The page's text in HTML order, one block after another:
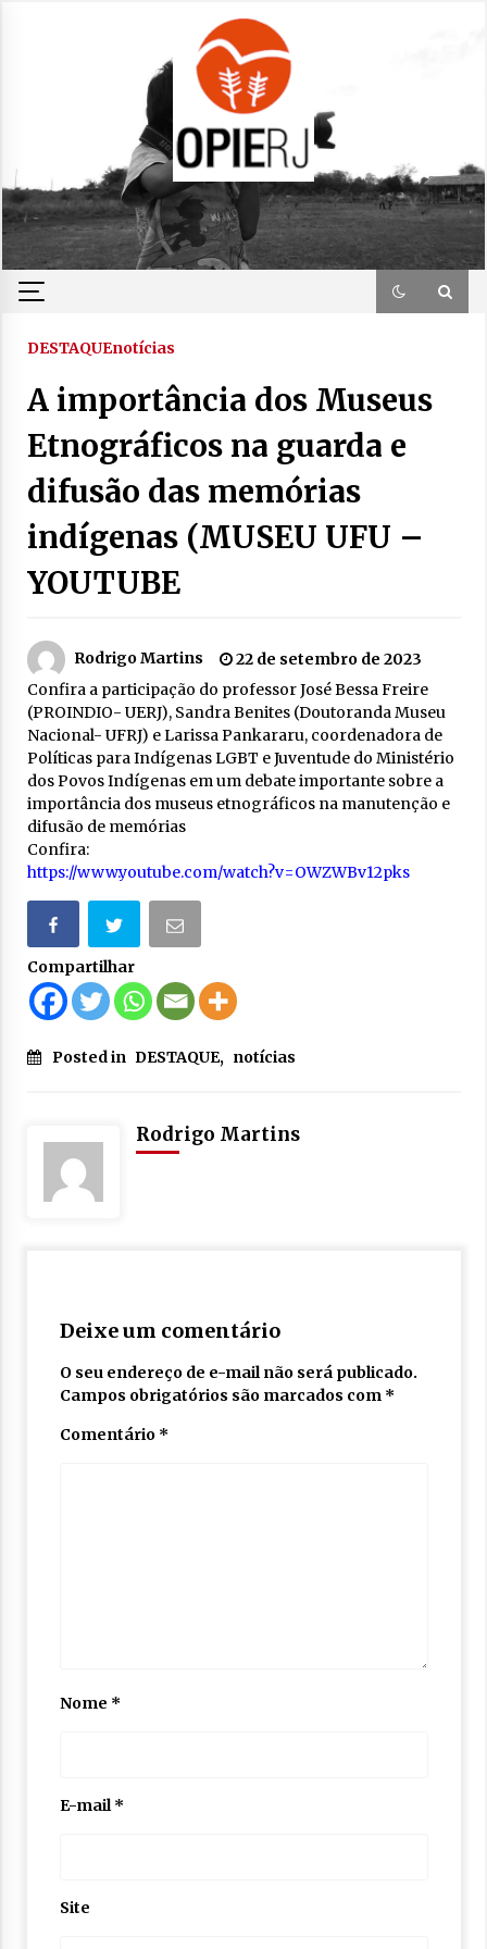
DESTAQUEnotícias
A importância dos Museus
Etnográficos na guarda e
difusão das memórias
indígenas (MUSEU UFU –
YOUTUBE
Rodrigo Martins
22 de setembro de 2023
Confira a participação do professor José Bessa Freire
(PROINDIO- UERJ), Sandra Benites (Doutoranda Museu
Nacional- UFRJ) e Larissa Pankararu, coordenadora de
Políticas para Indígenas LGBT e Juventude do Ministério
dos Povos Indígenas em um debate importante sobre a
importância dos museus etnográficos na manutenção e
difusão de memórias
Confira:
https://www.youtube.com/watch?v=OWZWBv12pks
Compartilhar
Posted in DESTAQUE, notícias
Rodrigo Martins
Deixe um comentário
O seu endereço de e-mail não será publicado.
Campos obrigatórios são marcados com *
Comentário *
Nome *
E-mail*
Site